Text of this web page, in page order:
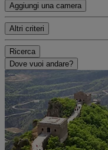
Aggiungi una camera
Altri criteri
Ricerca
Dove vuoi andare?